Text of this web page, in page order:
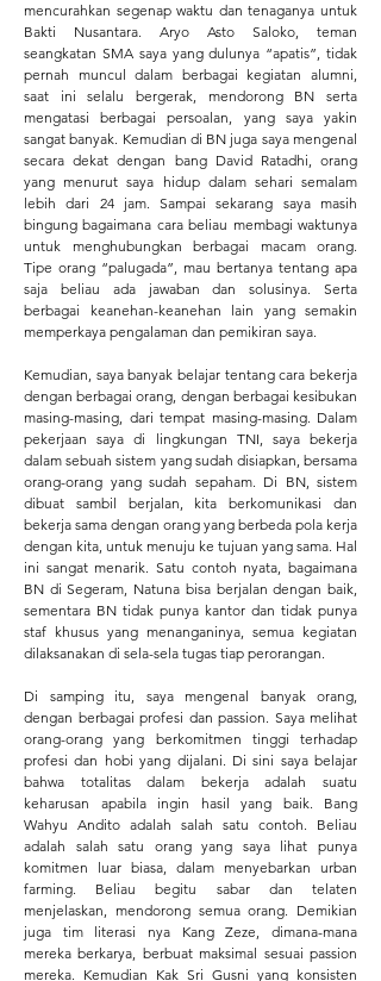
mencurahkan segenap waktu dan tenaganya untuk
Bakti Nusantara. Aryo Asto Saloko, teman
seangkatan SMA saya yang dulunya “apatis”, tidak
pernah muncul dalam berbagai kegiatan alumni,
saat ini selalu bergerak, mendorong BN serta
mengatasi berbagai persoalan, yang saya yakin
sangat banyak. Kemudian di BN juga saya mengenal
secara dekat dengan bang David Ratadhi, orang
yang menurut saya hidup dalam sehari semalam
lebih dari 24 jam. Sampai sekarang saya masih
bingung bagaimana cara beliau membagi waktunya
untuk menghubungkan berbagai macam orang.
Tipe orang “palugada”, mau bertanya tentang apa
saja beliau ada jawaban dan solusinya. Serta
berbagai keanehan-keanehan lain yang semakin
memperkaya pengalaman dan pemikiran saya.
Kemudian, saya banyak belajar tentang cara bekerja
dengan berbagai orang, dengan berbagai kesibukan
masing-masing, dari tempat masing-masing. Dalam
pekerjaan saya di lingkungan TNI, saya bekerja
dalam sebuah sistem yang sudah disiapkan, bersama
orang-orang yang sudah sepaham. Di BN, sistem
dibuat sambil berjalan, kita berkomunikasi dan
bekerja sama dengan orang yang berbeda pola kerja
dengan kita, untuk menuju ke tujuan yang sama. Hal
ini sangat menarik. Satu contoh nyata, bagaimana
BN di Segeram, Natuna bisa berjalan dengan baik,
sementara BN tidak punya kantor dan tidak punya
staf khusus yang menanganinya, semua kegiatan
dilaksanakan di sela-sela tugas tiap perorangan.
Di samping itu, saya mengenal banyak orang,
dengan berbagai profesi dan passion. Saya melihat
orang-orang yang berkomitmen tinggi terhadap
profesi dan hobi yang dijalani. Di sini saya belajar
bahwa totalitas dalam bekerja adalah suatu
keharusan apabila ingin hasil yang baik. Bang
Wahyu Andito adalah salah satu contoh. Beliau
adalah salah satu orang yang saya lihat punya
komitmen luar biasa, dalam menyebarkan urban
farming. Beliau begitu sabar dan telaten
menjelaskan, mendorong semua orang. Demikian
juga tim literasi nya Kang Zeze, dimana-mana
mereka berkarya, berbuat maksimal sesuai passion
mereka. Kemudian Kak Sri Gusni yang konsisten